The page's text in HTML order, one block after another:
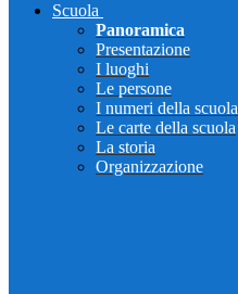
Scuola
Panoramica
Presentazione
I luoghi
Le persone
I numeri della scuola
Le carte della scuola
La storia
Organizzazione